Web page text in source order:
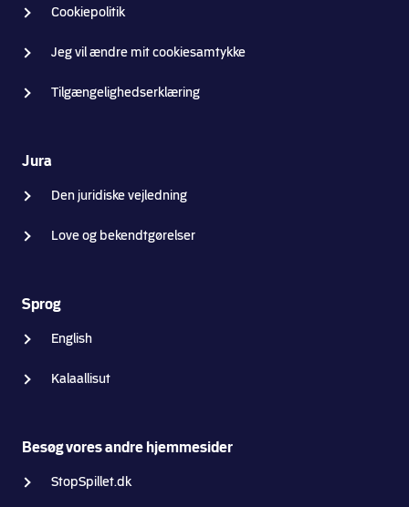
Cookiepolitik
Jeg vil ændre mit cookiesamtykke
Tilgængelighedserklæring
Jura
Den juridiske vejledning
Love og bekendtgørelser
Sprog
English
Kalaallisut
Besøg vores andre hjemmesider
StopSpillet.dk